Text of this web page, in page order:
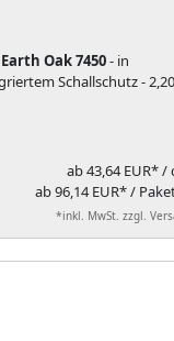
Earth Oak 7450- in
Schallschutz -
ab43,64 EUR*/
ab 96,14 EUR* /
*inkl. MwSt. zzgl.